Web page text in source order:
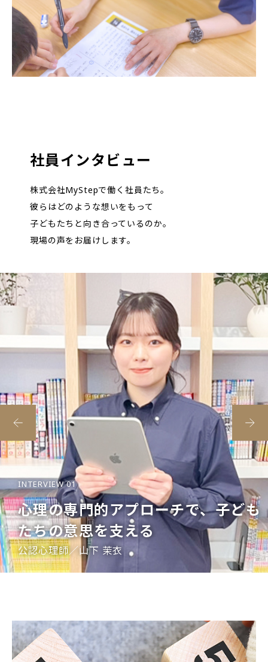
社員インタビュー
株式会社MyStepで働く社員たち。
彼らはどのような想いをもって
子どもたちと向き合っているのか。
現場の声をお届けします。
INTERVIEW 01
心理の専門的アプローチで、子ども
たちの意思を支える
公認心理師／山下 茉衣